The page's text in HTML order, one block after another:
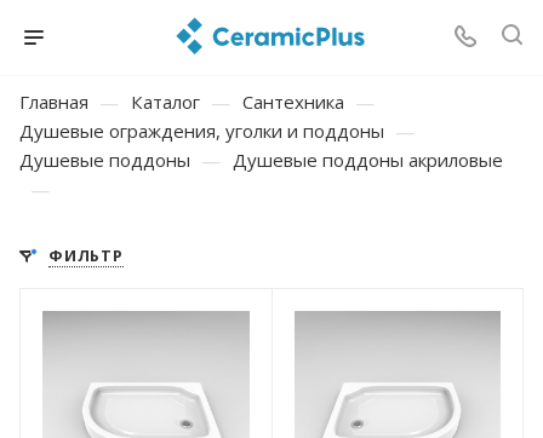
Главная — Каталог — Сантехника —
Душевые ограждения, уголки и поддоны —
Душевые поддоны — Душевые поддоны акриловые
—
ФИЛЬТР